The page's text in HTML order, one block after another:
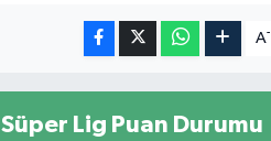
A-
Süper Lig Puan Durumu